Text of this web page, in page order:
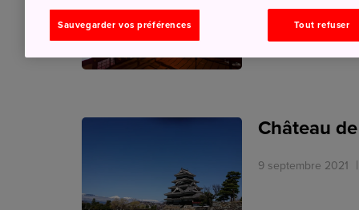
9 septembre 2021
Château
9 septembre 2021
Sauvegarder vos préférences Tout refuser